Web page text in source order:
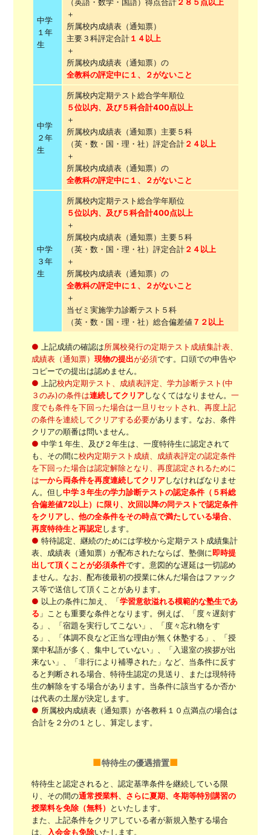
中学
１年
生
＋
所属校内成績表（通知票）
主要３科評定合計１４以上
＋
所属校内成績表（通知票）の
全教科の評定中に１、２がないこと
中学
２年
生
所属校内定期テスト総合学年順位
５位以内、及び５科合計400点以上
＋
所属校内成績表（通知票）主要５科
（英・数・国・理・社）評定合計２４以上
＋
所属校内成績表（通知票）の
全教科の評定中に１、２がないこと
中学
３年
生
所属校内定期テスト総合学年順位
５位以内、及び５科合計400点以上
＋
所属校内成績表（通知票）主要５科
（英・数・国・理・社）評定合計２４以上
＋
所属校内成績表（通知票）の
全教科の評定中に１、２がないこと
＋
当ゼミ実施学力診断テスト５科
（英・数・国・理・社）総合偏差値７２以上
● 上記成績の確認は所属校発行の定期テスト成績集計表、
成績表（通知票）現物の提出が必須です。口頭での申告や
コピーでの提出は認めません。
● 上記校内定期テスト、成績表評定、学力診断テスト(中
３のみ)の条件は連続してクリアしなくてはなりません。一
度でも条件を下回った場合は一旦リセットされ、再度上記
の条件を連続してクリアする必要があります。なお、条件
クリアの順番は問いません。
● 中学１年生、及び２年生は、一度特待生に認定されて
も、その間に校内定期テスト成績、成績表評定の認定条件
を下回った場合は認定解除となり、再度認定されるために
は一から両条件を再度連続してクリアしなければなりませ
ん。但し中学３年生の学力診断テストの認定条件（５科総
合偏差値72以上）に限り、次回以降の同テストで認定条件
をクリアし、他の全条件をその時点で満たしている場合、
再度特待生と再認定します。
● 特待認定、継続のためには学校から定期テスト成績集計
表、成績表（通知票）が配布されたならば、塾側に即時提
出して頂くことが必須条件です。意図的な遅延は一切認め
ません。なお、配布後最初の授業に休んだ場合はファック
ス等で送信して頂くことがあります。
● 以上の条件に加え、「学習意欲溢れる模範的な塾生であ
る 」ことも重要な条件となります。例えば、「度々遅刻す
る」、「宿題を実行してこない」、「度々忘れ物をす
る」、「体調不良など正当な理由が無く休塾する」、「授
業中私語が多く、集中していない」、「入退室の挨拶が出
来ない」、「非行により補導された」など、当条件に反す
ると判断される場合、特待生認定の見送り、または現特待
生の解除をする場合があります。当条件に該当するか否か
は代表の土屋が決定します。
● 所属校内成績表（通知票）が各教科１０点満点の場合は
合計を２分の１とし、算定します。
特待生の優遇措置
特待生と認定されると、認定基準条件を継続している限
り、その間の通常授業料、さらに夏期、冬期等特別講習の
授業料を免除（無料） といたします。
また、上記条件をクリアしている者が新規入塾する場合
は、 入会金も免除いたします。